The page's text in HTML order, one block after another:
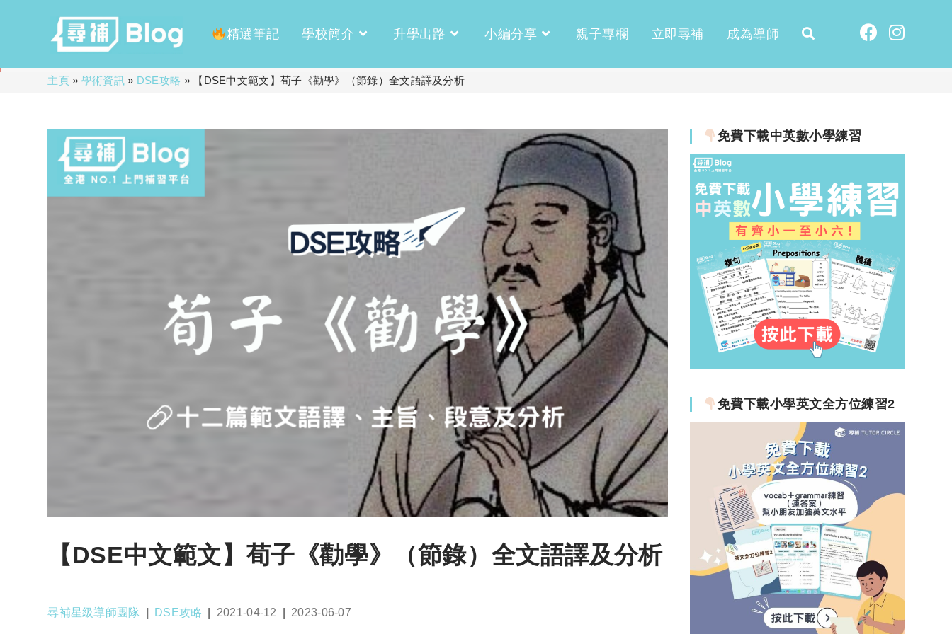
精選筆記 學校簡介 升學出路 小編分享 親子專欄 立即尋補 成為導師
主頁» 學術資訊» DSE攻略 » 【DSE中文範文】荀子《勸學》（節錄）全文語譯及分析
【DSE中文範文】荀子《勸學》（節錄）全文語譯及分析
Post
尋補星級導師團隊
Post
DSE攻略
Post
2021-04-12
Post
2023-06-07
免費下載中英數小學練習
免費下載小學英文全方位練習2